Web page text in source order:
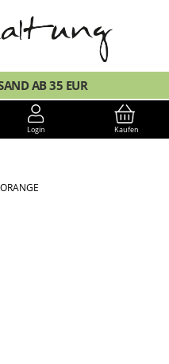
AB 35 EUR
Login Kaufen